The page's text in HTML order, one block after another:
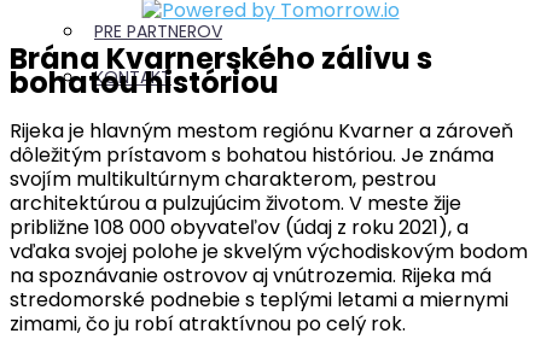
PRE PARTNEROV
KONTAKT
Brána Kvarnerského zálivu s
bohatou históriou
Rijeka je hlavným mestom regiónu Kvarner a zároveň
dôležitým prístavom s bohatou históriou. Je známa
svojím multikultúrnym charakterom, pestrou
architektúrou a pulzujúcim životom. V meste žije
približne 108 000 obyvateľov (údaj z roku 2021), a
vďaka svojej polohe je skvelým východiskovým bodom
na spoznávanie ostrovov aj vnútrozemia. Rijeka má
stredomorské podnebie s teplými letami a miernymi
zimami, čo ju robí atraktívnou po celý rok.